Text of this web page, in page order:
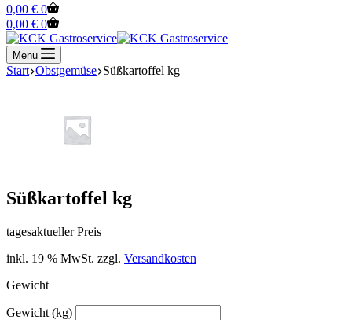
Warenkorb
0,00 € 0
Warenkorb
0,00 € 0
Menu
Start Obstgemüse Süßkartoffel kg
Süßkartoffel kg
tagesaktueller Preis
inkl. 19 % MwSt. zzgl. Versandkosten
Gewicht
Gewicht (kg)